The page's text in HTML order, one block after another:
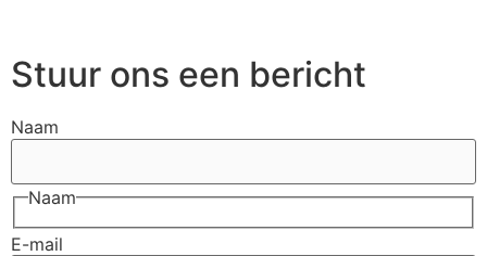
Stuur ons een bericht
Naam
Naam
E-mail